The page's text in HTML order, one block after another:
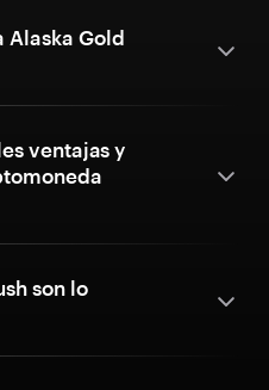
Alaska Gold
ventajas y
son lo